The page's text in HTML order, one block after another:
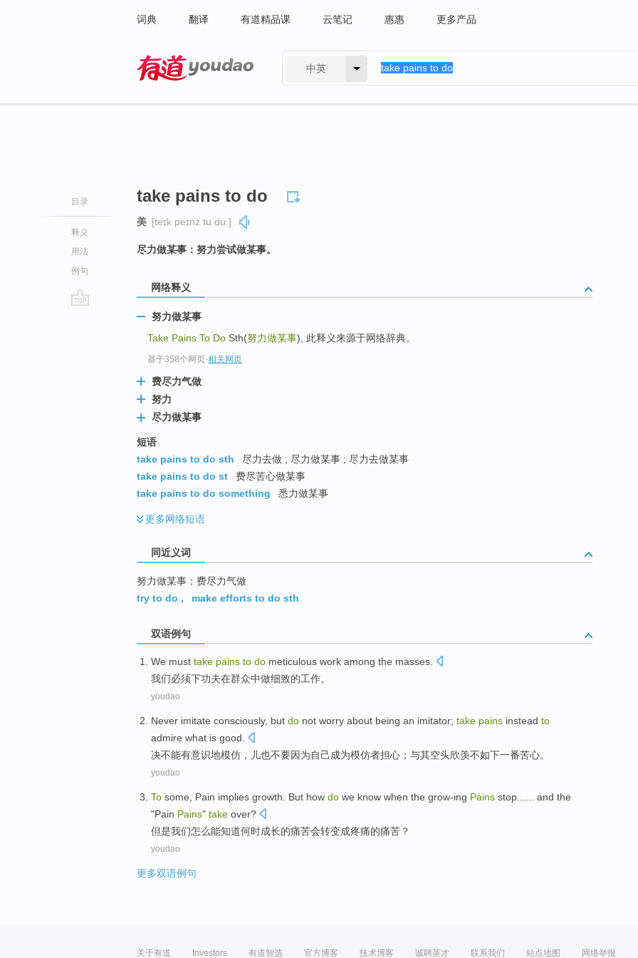
词典 翻译 有道精品课 云笔记 惠惠 更多产品
中英
目录
释义
用法
例句
take pains to do
美 [teɪk peɪnz tu duː]
尽力做某事：努力尝试做某事。
网络释义
努力做某事
Take Pains To Do Sth(努力做某事), 此释义来源于网络辞典。
基于358个网页-相关网页
费尽力气做
努力
尽力做某事
短语
take pains to do sth
尽力去做 ; 尽力做某事 ; 尽力去做某事
take pains to do st
费尽苦心做某事
take pains to do something
悉力做某事
更多网络短语
同近义词
努力做某事；费尽力气做
try to do , make efforts to do sth
双语例句
We must take pains to do meticulous work among the masses.
我们必须下功夫在群众中做细致的工作。
youdao
Never imitate consciously, but do not worry about being an imitator; take pains instead to
admire what is good.
决不能有意识地模仿 ，儿也不要因为自己成为模仿者担心 ； 与其空头欣羡不如下一番苦心。
youdao
To some, Pain implies growth But how do we know when the grow-ing Pains stop...... and the
"Pain Pains" take over?
但是我们怎么能知道何时成长的痛苦会转变成疼痛的痛苦 ？
youdao
更多双语例句
关于有道 Investors 有道智选 官方博客 技术博客 诚聘英才 联系我们 站点地图 网络举报